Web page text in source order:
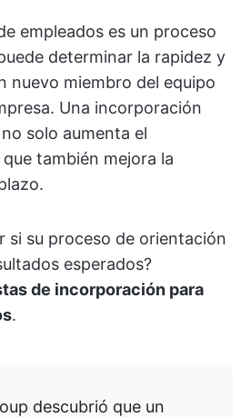
empleados es un proceso
determinar la rapidez y
nuevo miembro del equipo
Una incorporación
solo aumenta el
también mejora la
si su proceso de orientación
esperados?
de incorporación para
.
descubrió que un